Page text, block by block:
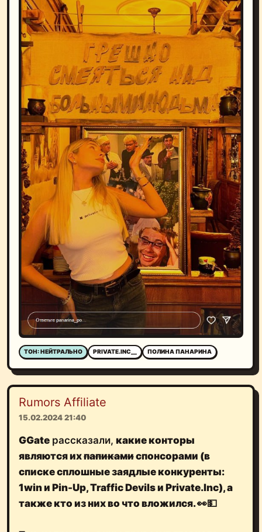
ТОН: НЕЙТРАЛЬНО PRIVATE.INC__ ПОЛИНА ПАНАРИНА
Rumors Affiliate
15.02.2024 21:40
GGate рассказали, какие конторы
являются ихпапикамиспонсорами (в
списке сплошные заядлые конкуренты:
1win и Pin-Up, Traffic Devils и Private.Inc), а
также кто из них во что вложился. 👀💵